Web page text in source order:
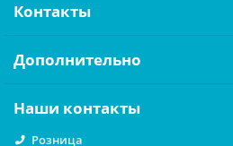
Контакты
Дополнительно
Наши контакты
Розница